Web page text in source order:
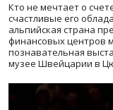
Кто не мечтает о
счастливые его
альпийская страна
финансовых центров
познавательная
музее Швейцарии в